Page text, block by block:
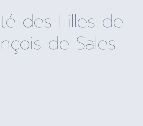
des Filles de
de Sales